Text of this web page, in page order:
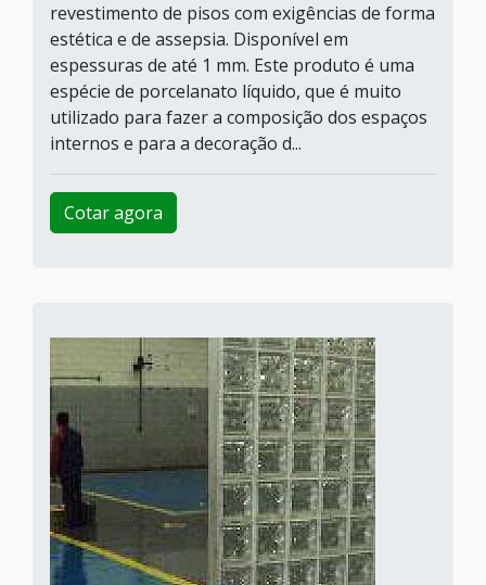
revestimento de pisos com exigências de forma
estética e de assepsia. Disponível em
espessuras de até 1 mm. Este produto é uma
espécie de porcelanato líquido, que é muito
utilizado para fazer a composição dos espaços
internos e para a decoração d...
Cotar agora